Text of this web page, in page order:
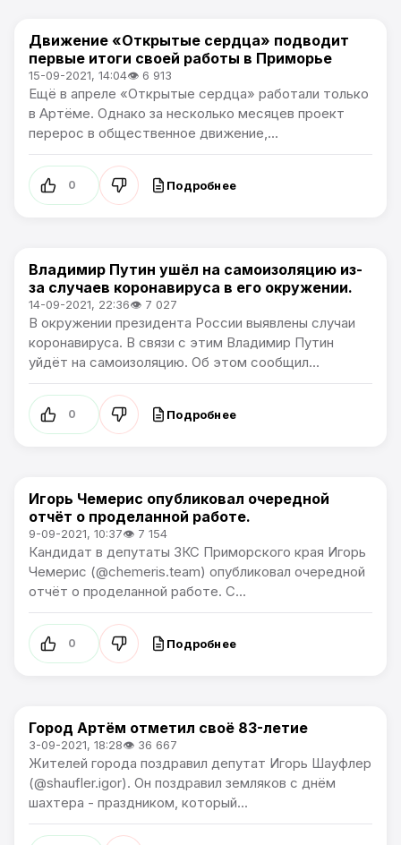
Политика / Общество
Движение «Открытые сердца» подводит
первые итоги своей работы в Приморье
15-09-2021, 14:04👁 6 913
Ещё в апреле «Открытые сердца» работали только
в Артёме. Однако за несколько месяцев проект
перерос в общественное движение,...
0 Подробнее
Политика
Владимир Путин ушёл на самоизоляцию из-
за случаев коронавируса в его окружении.
14-09-2021, 22:36👁 7 027
В окружении президента России выявлены случаи
коронавируса. В связи с этим Владимир Путин
уйдёт на самоизоляцию. Об этом сообщил...
0 Подробнее
Политика
Игорь Чемерис опубликовал очередной
отчёт о проделанной работе.
9-09-2021, 10:37👁 7 154
Кандидат в депутаты ЗКС Приморского края Игорь
Чемерис (@chemeris.team) опубликовал очередной
отчёт о проделанной работе. С...
0 Подробнее
Политика / Общество
Город Артём отметил своё 83-летие
3-09-2021, 18:28👁 36 667
Жителей города поздравил депутат Игорь Шауфлер
(@shaufler.igor). Он поздравил земляков с днём
шахтера - праздником, который...